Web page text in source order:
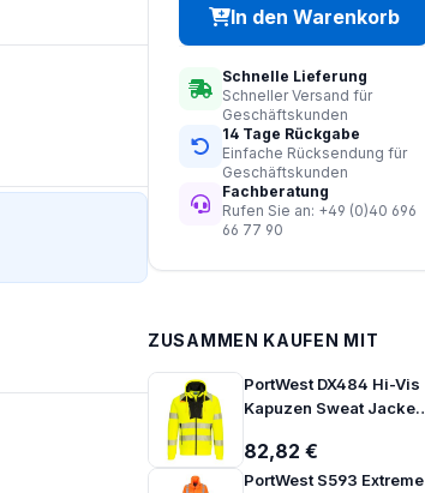
In den Warenkorb
Schnelle Lieferung
Schneller Versand für
Geschäftskunden
14 Tage Rückgabe
Einfache Rücksendung für
Geschäftskunden
Fachberatung
Rufen Sie an: +49 (0)40 696
66 77 90
ZUSAMMEN KAUFEN MIT
PortWest DX484 Hi-Vis
Kapuzen Sweat Jacke
82,82 €
PortWest S593 Extreme